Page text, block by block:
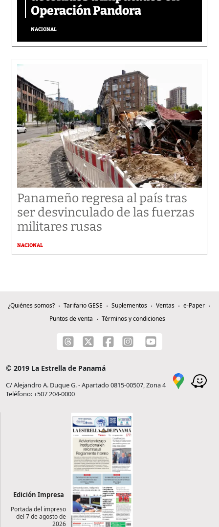
Operación Pandora
NACIONAL
Panameño regresa al país tras
ser desvinculado de las fuerzas
militares rusas
NACIONAL
¿Quiénes somos? Tarifario GESE Suplementos Ventas
e-Paper
Puntos de venta
Términos y condiciones
© 2019 La Estrella de Panamá
C/ Alejandro A. Duque G. - Apartado 0815-00507, Zona 4
Teléfono: +507 204-0000
Edición Impresa
Portada del impreso
del 7 de agosto de
2026